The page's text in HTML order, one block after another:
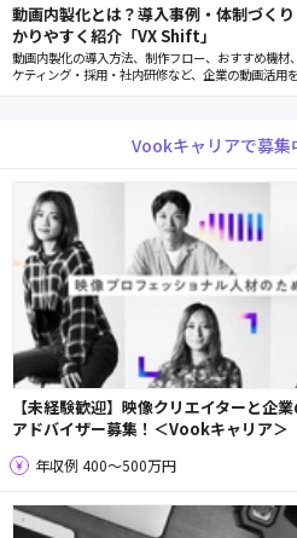
動画内製化とは？導入事例・体制づく
かりやすく紹介「VX Shift」
動画内製化の導入方法、制作フロー、おすすめ機
ケティング・採用・社内研修など、企業の動画活用
Vookキャリアで募集
【未経験歓迎】映像クリエイターと企
アドバイザー募集！＜Vookキャリア＞
年収例 400〜500万円